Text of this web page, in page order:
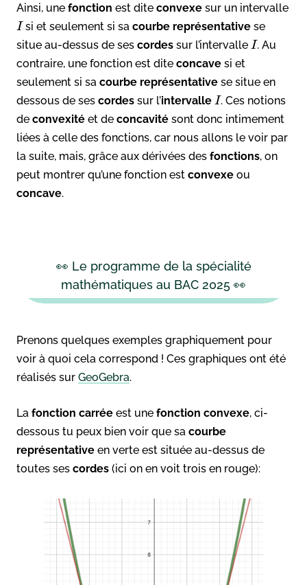
Ainsi, une fonction est dite convexe sur un intervalle
Isi et seulement si sacourbe représentative se
situe au-dessus de ses cordes sur l’intervalle I. Au
contraire, une fonction est dite concave si et
seulement si sa courbe représentative se situe en
dessous de ses cordes sur l’intervalle I. Ces notions
de convexité et de concavité sont donc intimement
liées à celle des fonctions, car nous allons le voir par
la suite, mais, grâce aux dérivées des fonctions, on
peut montrer qu’une fonction est convexe ou
concave.
👀 Le programme de la spécialité
mathématiques au BAC 2025 👀
Prenons quelques exemples graphiquement pour
voir à quoi cela correspond ! Ces graphiques ont été
réalisés sur GeoGebra.
La fonction carrée est une fonction convexe, ci-
dessous tu peux bien voir que sa courbe
représentative en verte est située au-dessus de
toutes ses cordes (ici on en voit trois en rouge):